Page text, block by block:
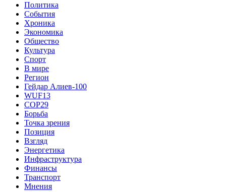
Политика
События
Хроника
Экономика
Общество
Культура
Спорт
В мире
Регион
Гейдар Алиев-100
WUF13
COP29
Борьба
Точка зрения
Позиция
Взгляд
Энергетика
Инфраструктура
Финансы
Транспорт
Мнения